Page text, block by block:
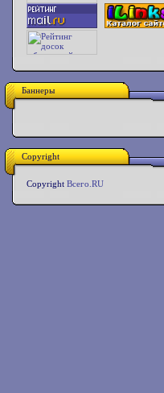
Баннеры
Copyright
Copyright Всего.RU